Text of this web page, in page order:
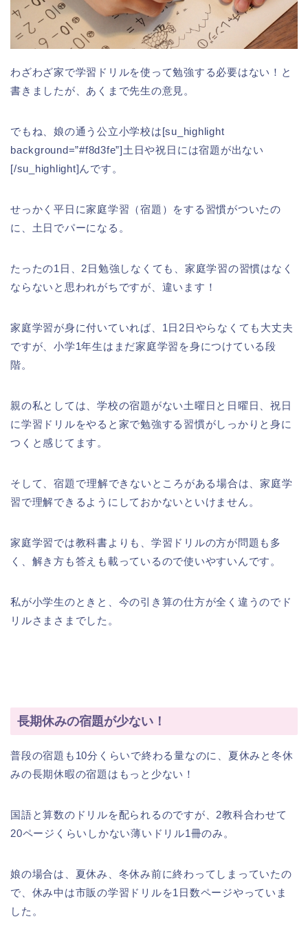
わざわざ家で学習ドリルを使って勉強する必要はない！と
書きましたが、あくまで先生の意見。
でもね、娘の通う公立小学校は[su_highlight
background=”#f8d3fe”]土日や祝日には宿題が出ない
[/su_highlight]んです。
せっかく平日に家庭学習（宿題）をする習慣がついたの
に、土日でパーになる。
たったの1日、2日勉強しなくても、家庭学習の習慣はなく
ならないと思われがちですが、違います！
家庭学習が身に付いていれば、1日2日やらなくても大丈夫
ですが、小学1年生はまだ家庭学習を身につけている段
階。
親の私としては、学校の宿題がない土曜日と日曜日、祝日
に学習ドリルをやると家で勉強する習慣がしっかりと身に
つくと感じてます。
そして、宿題で理解できないところがある場合は、家庭学
習で理解できるようにしておかないといけません。
家庭学習では教科書よりも、学習ドリルの方が問題も多
く、解き方も答えも載っているので使いやすいんです。
私が小学生のときと、今の引き算の仕方が全く違うのでド
リルさまさまでした。
長期休みの宿題が少ない！
普段の宿題も10分くらいで終わる量なのに、夏休みと冬休
みの長期休暇の宿題はもっと少ない！
国語と算数のドリルを配られるのですが、2教科合わせて
20ページくらいしかない薄いドリル1冊のみ。
娘の場合は、夏休み、冬休み前に終わってしまっていたの
で、休み中は市販の学習ドリルを1日数ページやっていま
した。